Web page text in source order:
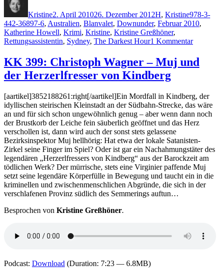
Kristine2. April 201026. Dezember 2012H, Kristine978-3-
442-36897-6, Australien, Blanvalet, Downunder, Februar 2010,
Katherine Howell, Krimi, Kristine, Kristine Greßhöner,
Rettungsassistentin, Sydney, The Darkest Hour1 Kommentarzu
403:
Ein
KK 399: Christoph Wagner – Muj und
der Herzerlfresser von Kindberg
[aartikel]3852188261:right[/aartikel]Ein Mordfall in Kindberg, der
idyllischen steirischen Kleinstadt an der Südbahn-Strecke, das wäre
an und für sich schon ungewöhnlich genug – aber wenn dann noch
der Brustkorb der Leiche fein säuberlich geöffnet und das Herz
verschollen ist, dann wird auch der sonst stets gelassene
Bezirksinspektor Muj hellhörig: Hat etwa der lokale Satanisten-
Zirkel seine Finger im Spiel? Oder ist gar ein Nachahmungstäter des
legendären „Herzerlfressers von Kindberg“ aus der Barockzeit am
tödlichen Werk? Der mürrische, stets eine Virginier paffende Muj
setzt seine legendäre Körperfülle in Bewegung und taucht ein in die
kriminellen und zwischenmenschlichen Abgründe, die sich in der
verschlafenen Provinz südlich des Semmerings auftun…
Besprochen von Kristine Greßhöner.
Podcast: Download (Duration: 7:23 — 6.8MB)